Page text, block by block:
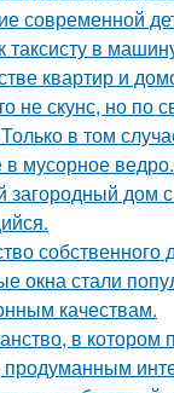
современной
таксисту в
квартир и
не скунс, но по
в том
мусорное ведро.
дом
окна стали
качествам.
в котором